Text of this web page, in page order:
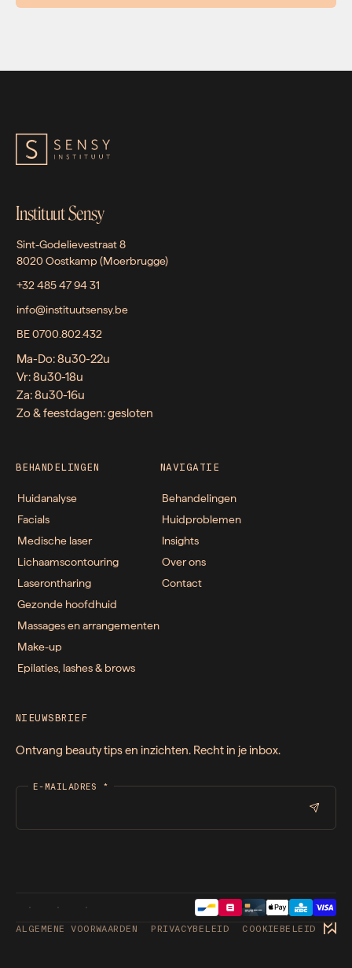
Instituut Sensy
Sint-Godelievestraat 8
8020 Oostkamp (Moerbrugge)
+32 485 47 94 31
info@instituutsensy.be
BE 0700.802.432
Ma-Do: 8u30-22u
Vr: 8u30-18u
Za: 8u30-16u
Zo & feestdagen: gesloten
BEHANDELINGEN
Huidanalyse
Facials
Medische laser
Lichaamscontouring
Laserontharing
Gezonde hoofdhuid
Massages en arrangementen
Make-up
Epilaties, lashes & brows
NAVIGATIE
Behandelingen
Huidproblemen
Insights
Over ons
Contact
NIEUWSBRIEF
Ontvang beauty tips en inzichten. Recht in je inbox.
E-MAILADRES *
ALGEMENE VOORWAARDEN PRIVACYBELEID COOKIEBELEID